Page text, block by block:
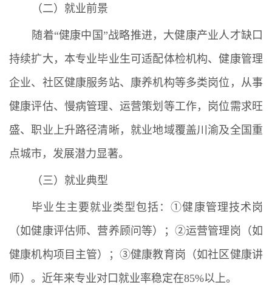
（二）就业前景
随着“健康中国”战略推进，大健康产业人才缺口
持续扩大，本专业毕业生可适配体检机构、健康管理
企业、社区健康服务站、康养机构等多类岗位，从事
健康评估、慢病管理、运营策划等工作，岗位需求旺
盛、职业上升路径清晰，就业地域覆盖川渝及全国重
点城市，发展潜力显著。
（三）就业典型
毕业生主要就业类型包括：①健康管理技术岗
（如健康评估师、营养顾问等）；②运营管理岗（如
健康机构项目主管）；③健康教育岗（如社区健康讲
师）。近年来专业对口就业率稳定在85%以上。